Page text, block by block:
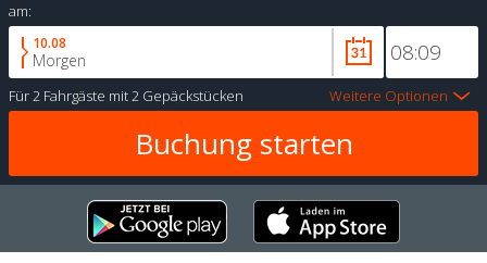
am:
10.08
Morgen
Für2 Fahrgäste mit2 Gepäckstücken Weitere Optionen